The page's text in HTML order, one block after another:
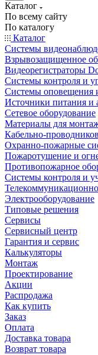
Каталог
По всему сайту
По каталогу
Каталог
Системы
Взрывозащищенное
Видеорегистраторы
Системы контроля и
Системы оповещения
Источники питания и
Сетевое оборудование
Материалы для
Кабельно-
Охранно-пожарные
Пожаротушение и
Противопожарное
Системы контроля и
Электрооборудование
Типовые решения
Сервисы
Сервисный центр
Гарантия и сервис
Калькуляторы
Монтаж
Проектирование
Акции
Распродажа
Как купить
Заказ
Оплата
Доставка товара
Возврат товара